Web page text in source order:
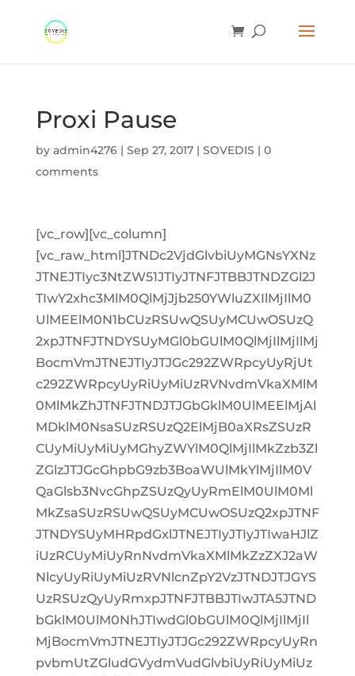
Proxi Pause
by admin4276| Sep 27, 2017| SOVEDIS | 0
comments
[vc_row][vc_column]
[vc_raw_html]JTNDc2VjdGlvbiUyMGNsYXNz
JTNEJTIyc3NtZW51JTIyJTNFJTBBJTNDZGl2J
TIwY2xhc3MlM0QlMjJjb250YWluZXIlMjIlM0
UlMEElM0N1bCUzRSUwQSUyMCUwOSUzQ
2xpJTNFJTNDYSUyMGl0bGUlM0QlMjIlMjIlMj
BocmVmJTNEJTIyJTJGc292ZWRpcyUyRjUt
c292ZWRpcyUyRiUyMiUzRVNvdmVkaXMlM
0MlMkZhJTNFJTNDJTJGbGklM0UlMEElMjAl
MDklM0NsaSUzRSUzQ2ElMjB0aXRsZSUzR
CUyMiUyMiUyMGhyZWYlM0QlMjIlMkZzb3Zl
ZGlzJTJGcGhpbG9zb3BoaWUlMkYlMjIlM0V
QaGlsb3NvcGhpZSUzQyUyRmElM0UlM0Ml
MkZsaSUzRSUwQSUyMCUwOSUzQ2xpJTNF
JTNDYSUyMHRpdGxlJTNEJTIyJTIyJTIwaHJlZ
iUzRCUyMiUyRnNvdmVkaXMlMkZzZXJ2aW
NlcyUyRiUyMiUzRVNlcnZpY2VzJTNDJTJGYS
UzRSUzQyUyRmxpJTNFJTBBJTIwJTA5JTND
bGklM0UlM0NhJTIwdGl0bGUlM0QlMjIlMjIl
MjBocmVmJTNEJTIyJTJGc292ZWRpcyUyRn
pvbmUtZGludGVydmVudGlvbiUyRiUyMiUz